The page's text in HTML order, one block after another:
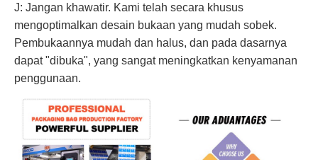
J: Jangan khawatir. Kami telah secara khusus
mengoptimalkan desain bukaan yang mudah sobek.
Pembukaannya mudah dan halus, dan pada dasarnya
dapat "dibuka", yang sangat meningkatkan kenyamanan
penggunaan.